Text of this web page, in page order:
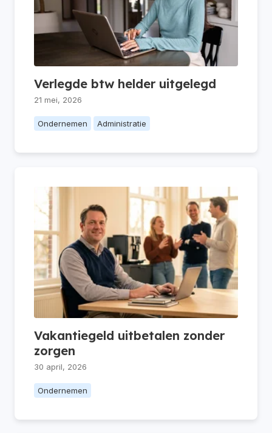
Verlegde btw helder uitgelegd
21 mei, 2026
Ondernemen Administratie
Vakantiegeld uitbetalen zonder
zorgen
30 april, 2026
Ondernemen